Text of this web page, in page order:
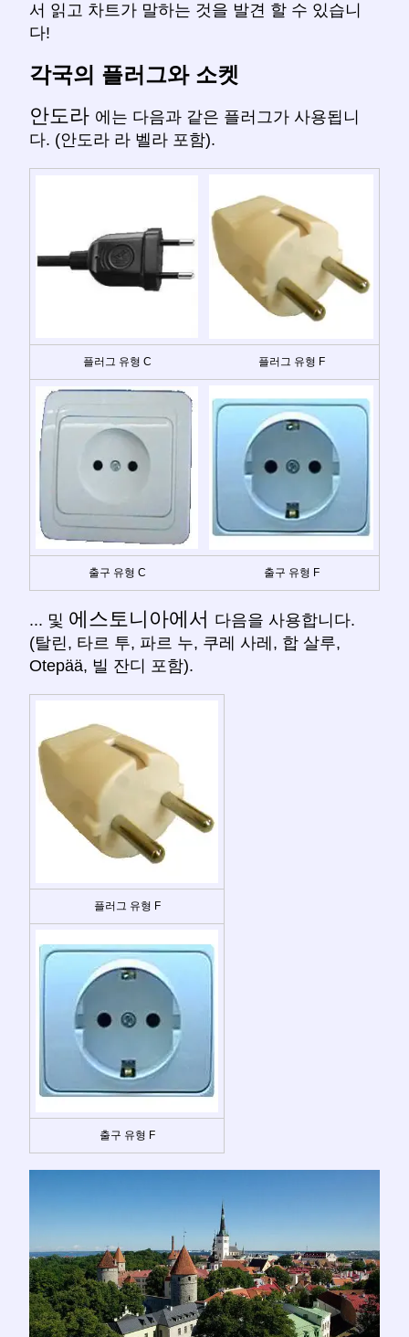
서 읽고 차트가 말하는 것을 발견 할 수 있습니
다!
각국의 플러그와 소켓
안도라 에는 다음과 같은 플러그가 사용됩니
다. (안도라 라 벨라 포함).
플러그 유형 C 플러그 유형 F
출구 유형 C 출구 유형 F
... 및 에스토니아에서 다음을 사용합니다.
(탈린, 타르 투, 파르 누, 쿠레 사레, 합 살루,
Otepää, 빌 잔디 포함).
플러그 유형 F
출구 유형 F